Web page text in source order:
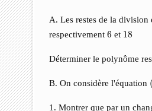
A. Les restes de la
respectivement6
6 et 18
18
Déterminer le polynôme
B. On considère l'équation (
1. Montrer que par un